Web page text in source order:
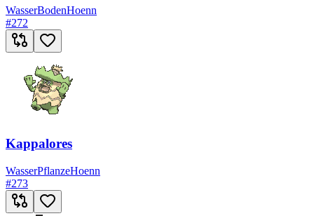
WasserBodenHoenn
#272
Kappalores
WasserPflanzeHoenn
#273